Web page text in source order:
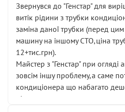
Звернувся до "Генстар" для
витік рідини з трубки
заміна даної трубки (перед цим
машину на іншому СТО,ціна
12+тис.грн).
Майстер з "Генстар" при огляді
зовсім іншу проблему,а саме
кондиціонера що набагато
підсумку.